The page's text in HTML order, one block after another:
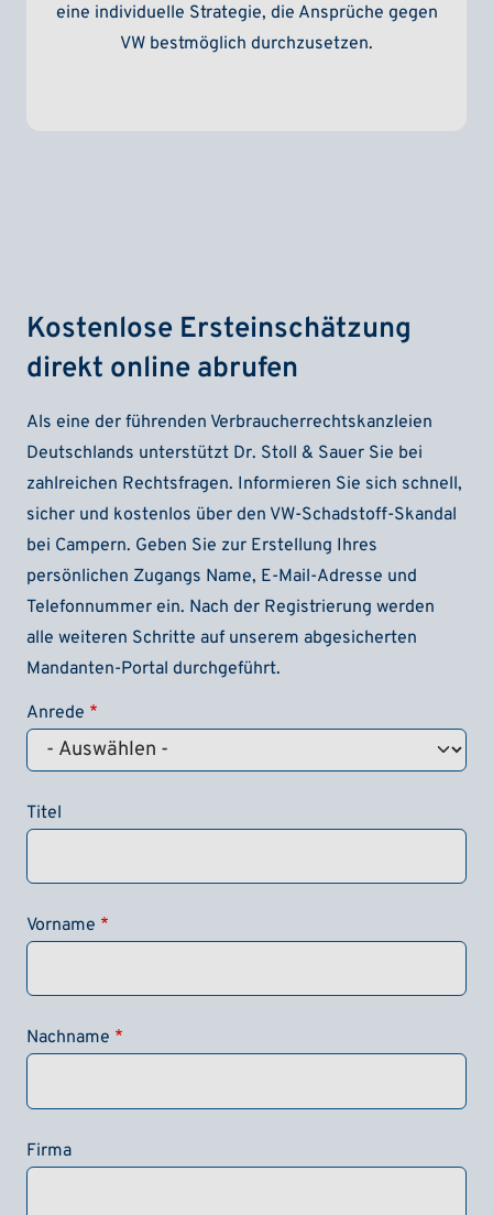
eine individuelle Strategie, die Ansprüche gegen
VW bestmöglich durchzusetzen.
Kostenlose Ersteinschätzung
direkt online abrufen
Als eine der führenden Verbraucherrechtskanzleien
Deutschlands unterstützt Dr. Stoll & Sauer Sie bei
zahlreichen Rechtsfragen. Informieren Sie sich schnell,
sicher und kostenlos über den VW-Schadstoff-Skandal
bei Campern. Geben Sie zur Erstellung Ihres
persönlichen Zugangs Name, E-Mail-Adresse und
Telefonnummer ein. Nach der Registrierung werden
alle weiteren Schritte auf unserem abgesicherten
Mandanten-Portal durchgeführt.
Anrede
Titel
Vorname
Nachname
Firma